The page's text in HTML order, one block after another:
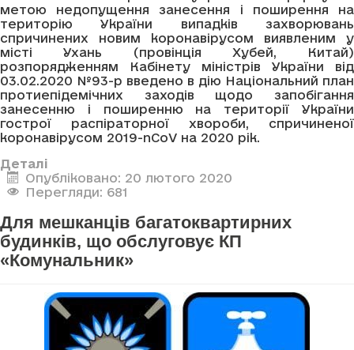
метою недопущення занесення і поширення на
територію України випадків захворювань
спричинених новим коронавірусом виявленим у
місті Ухань (провінція Хубей, Китай)
розпорядженням Кабінету міністрів України від
03.02.2020 №93-р введено в дію Національний план
протиепідемічних заходів щодо запобігання
занесенню і поширенню на території України
гострої распіраторної хвороби, спричиненої
коронавірусом 2019-nCoV на 2020 рік.
Деталі
Опубліковано: 20 лютого 2020
Перегляди: 681
Для мешканців багатоквартирних
будинків, що обслуговує КП
«Комунальник»